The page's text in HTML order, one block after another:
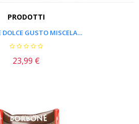
PRODOTTI
DOLCE GUSTO MISCELA...
Prezzo
23,99 €